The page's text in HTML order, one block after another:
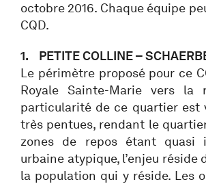
octobre 2016. Chaque équipe
CQD.
1. PETITE COLLINE –
Le périmètre proposé pour ce
Royale Sainte-Marie vers
particularité de ce quartier est
très pentues, rendant le
zones de repos étant quasi
urbaine atypique, l’enjeu réside
la population qui y réside. Les